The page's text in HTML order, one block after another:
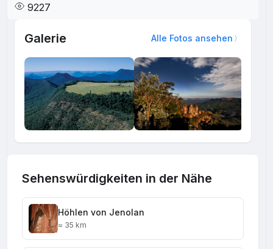
9227
Galerie Alle Fotos ansehen
Sehenswürdigkeiten in der Nähe
Höhlen von Jenolan
≈ 35 km